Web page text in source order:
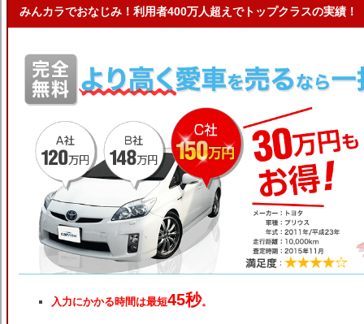
みんカラでおなじみ！利用者400万人超えでトップクラスの実績！
入力にかかる時間は最短45秒。